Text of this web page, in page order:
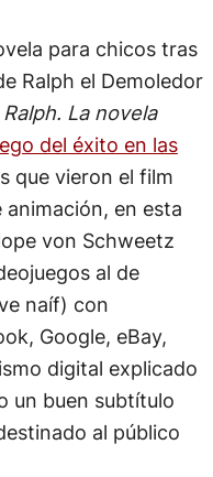
para chicos tras
Ralph el Demoledor
La novela
del éxito en las
que vieron el film
en esta
von Schweetz
al de
naíf) con
Google, eBay,
digital explicado
un buen subtítulo
al público